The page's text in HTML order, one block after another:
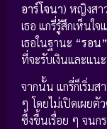
อาร์โจนา) หญิงสา
เธอ แกรี่รู้สึกเห็นใ
เธอในฐานะ “รอน
ที่จะรับเงินและแน
จากนั้น แกรี่ก็เริ่ม
ๆ โดยไม่เปิดเผย
ซึ้งขึ้นเรื่อย ๆ จน